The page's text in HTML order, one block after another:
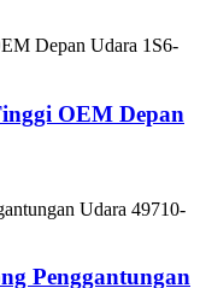
OEM Depan
Penggantungan